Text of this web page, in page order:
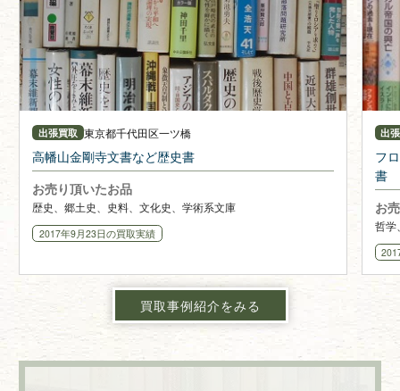
出張買取 東京都千代田区一ツ橋
高幡山金剛寺文書など歴史書
お売り頂いたお品
歴史、郷土史、史料、文化史、学術系文庫
2017年9月23日の買取実績
出
フ
書
お
哲学
買取事例紹介をみる